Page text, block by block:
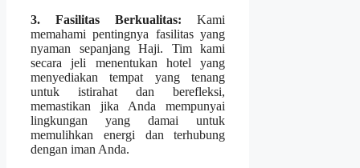
3. Fasilitas Berkualitas: Kami
memahami pentingnya fasilitas yang
nyaman sepanjang Haji. Tim kami
secara jeli menentukan hotel yang
menyediakan tempat yang tenang
untuk istirahat dan berefleksi,
memastikan jika Anda mempunyai
lingkungan yang damai untuk
memulihkan energi dan terhubung
dengan iman Anda.